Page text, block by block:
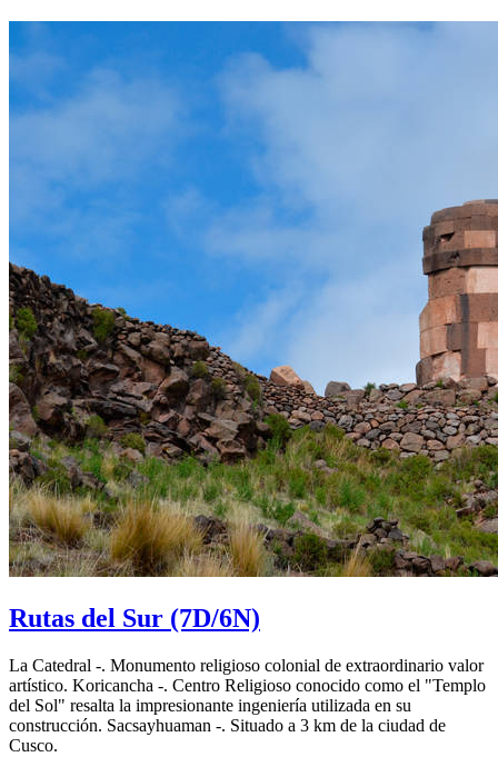
Rutas del Sur (7D/6N)
La Catedral -. Monumento religioso colonial de extraordinario valor
artístico. Koricancha -. Centro Religioso conocido como el "Templo
del Sol" resalta la impresionante ingeniería utilizada en su
construcción. Sacsayhuaman -. Situado a 3 km de la ciudad de
Cusco.